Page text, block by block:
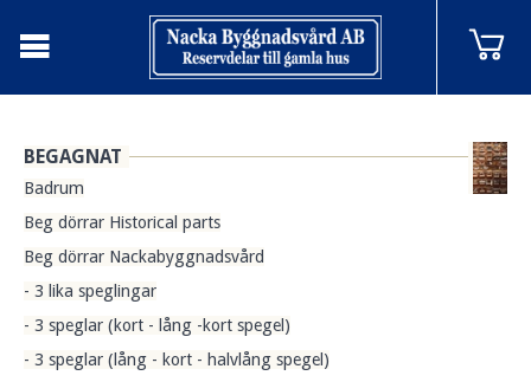
BEGAGNAT
Badrum
Beg dörrar Historical parts
Beg dörrar Nackabyggnadsvård
- 3 lika speglingar
- 3 speglar (kort - lång -kort spegel)
- 3 speglar (lång - kort - halvlång spegel)